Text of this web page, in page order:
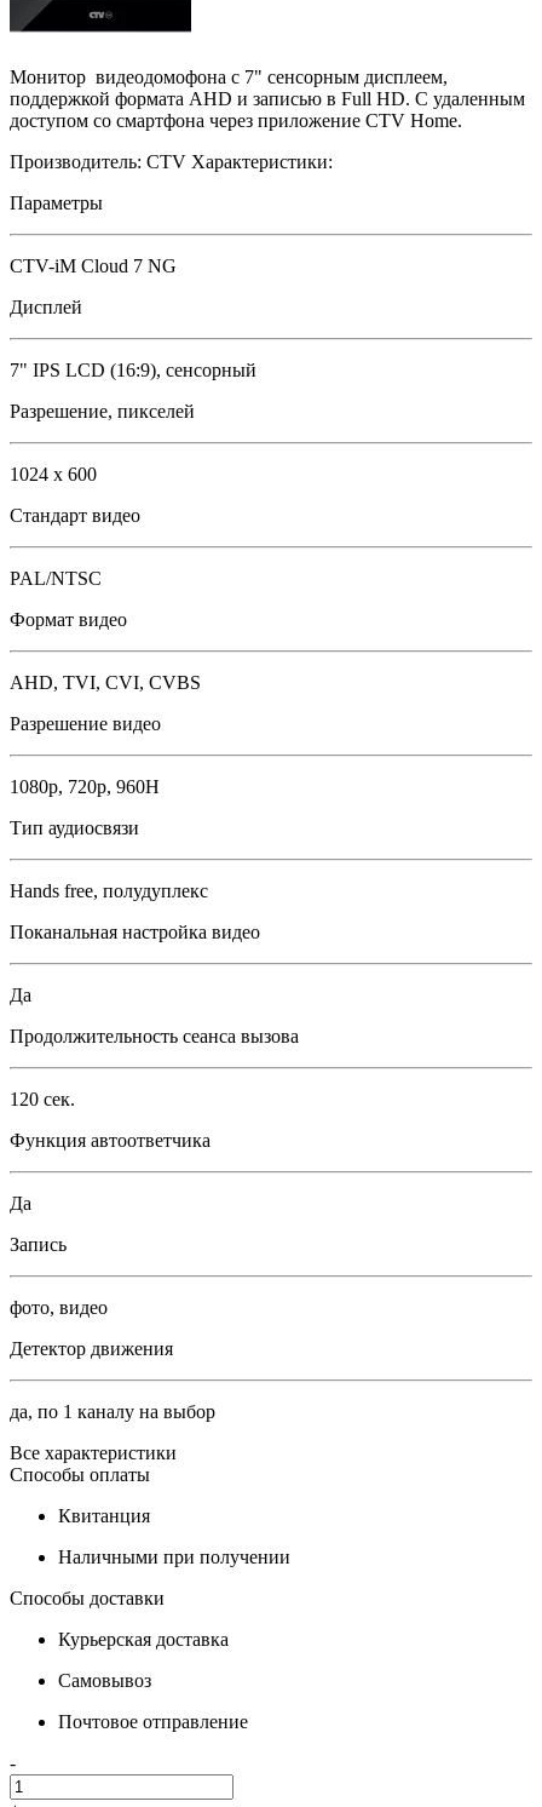
Монитор видеодомофона с 7" сенсорным дисплеем,
поддержкой формата AHD и записью в Full HD. С удаленным
доступом со смартфона через приложение CTV Home.
Производитель: CTV Характеристики:
Параметры
CTV-iM Cloud 7 NG
Дисплей
7" IPS LCD (16:9), сенсорный
Разрешение, пикселей
1024 x 600
Стандарт видео
PAL/NTSC
Формат видео
AHD, TVI, CVI, CVBS
Разрешение видео
1080p, 720р, 960H
Тип аудиосвязи
Hands free, полудуплекс
Поканальная настройка видео
Да
Продолжительность сеанса вызова
120 сек.
Функция автоответчика
Да
Запись
фото, видео
Детектор движения
да, по 1 каналу на выбор
Все характеристики
Способы оплаты
Квитанция
Наличными при получении
Способы доставки
Курьерская доставка
Самовывоз
Почтовое отправление
-